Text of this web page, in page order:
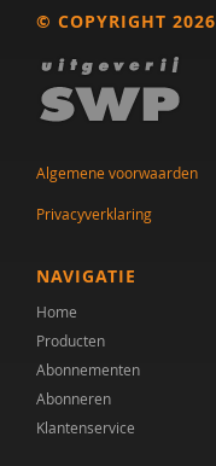
© COPYRIGHT 2026
Algemene voorwaarden
Privacyverklaring
NAVIGATIE
Home
Producten
Abonnementen
Abonneren
Klantenservice